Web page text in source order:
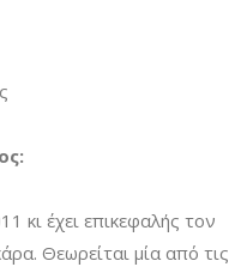
κι έχει επικεφαλής τον
Θεωρείται μία από τις